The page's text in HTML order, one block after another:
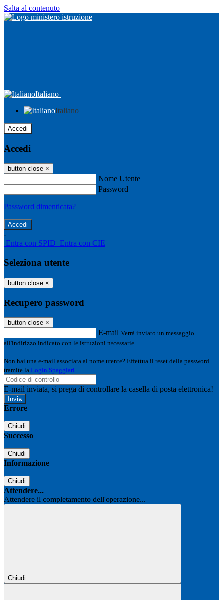
Salta al contenuto
Italiano
Italiano
Accedi
Accedi
button close ×
Nome Utente
Password
Password dimenticata?
-
Entra con SPID Entra con CIE
Seleziona utente
button close ×
Recupero password
button close ×
E-mail Verrà inviato un messaggio
all'indirizzo indicato con le istruzioni necessarie.
Non hai una e-mail associata al nome utente? Effettua il reset della password
tramite la Login Spaggiari
E-mail inviata, si prega di controllare la casella di posta elettronica!
Errore
Chiudi
Successo
Chiudi
Informazione
Chiudi
Attendere...
Attendere il completamento dell'operazione...
Chiudi